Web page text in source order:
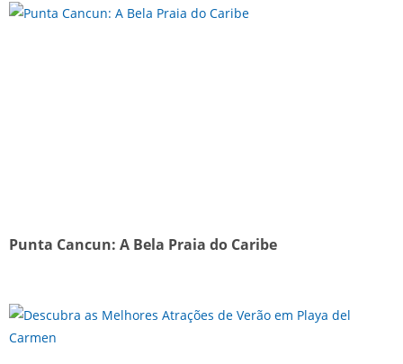
Punta Cancun: A Bela Praia do Caribe